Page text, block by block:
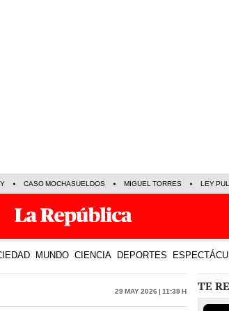
CASO MOCHASUELDOS MIGUEL TORRES LEY
MUNDO CIENCIA DEPORTES
29 May 2026 | 11:39 h TE